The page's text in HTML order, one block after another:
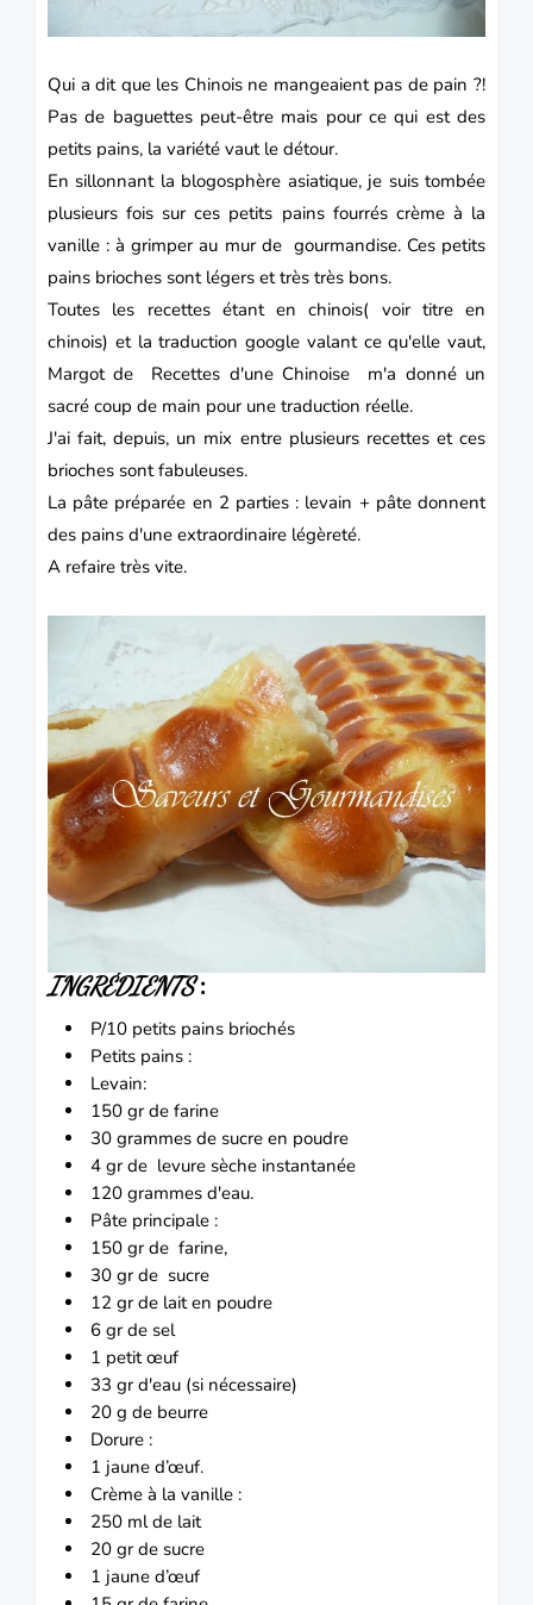
Qui a dit que les Chinois ne mangeaient pas de pain ?!
Pas de baguettes peut-être mais pour ce qui est des
petits pains, la variété vaut le détour.
En sillonnant la blogosphère asiatique, je suis tombée
plusieurs fois sur ces petits pains fourrés crème à la
vanille : à grimper au mur de gourmandise. Ces petits
pains brioches sont légers et très très bons.
Toutes les recettes étant en chinois( voir titre en
chinois) et la traduction google valant ce qu'elle vaut,
Margot de Recettes d'une Chinoise m'a donné un
sacré coup de main pour une traduction réelle.
J'ai fait, depuis, un mix entre plusieurs recettes et ces
brioches sont fabuleuses.
La pâte préparée en 2 parties : levain + pâte donnent
des pains d'une extraordinaire légèreté.
A refaire très vite.
INGRÉDIENTS:
P/10 petits pains briochés
Petits pains :
Levain:
150 gr de farine
30 grammes de sucre en poudre
4 gr de levure sèche instantanée
120 grammes d'eau.
Pâte principale :
150 gr de farine,
30 gr de sucre
12 gr de lait en poudre
6 gr de sel
1 petitœuf
33 gr d'eau (si nécessaire)
20 g de beurre
Dorure :
1 jaune d’œuf.
Crème à la vanille :
250 ml de lait
20 gr de sucre
1 jaune d’œuf